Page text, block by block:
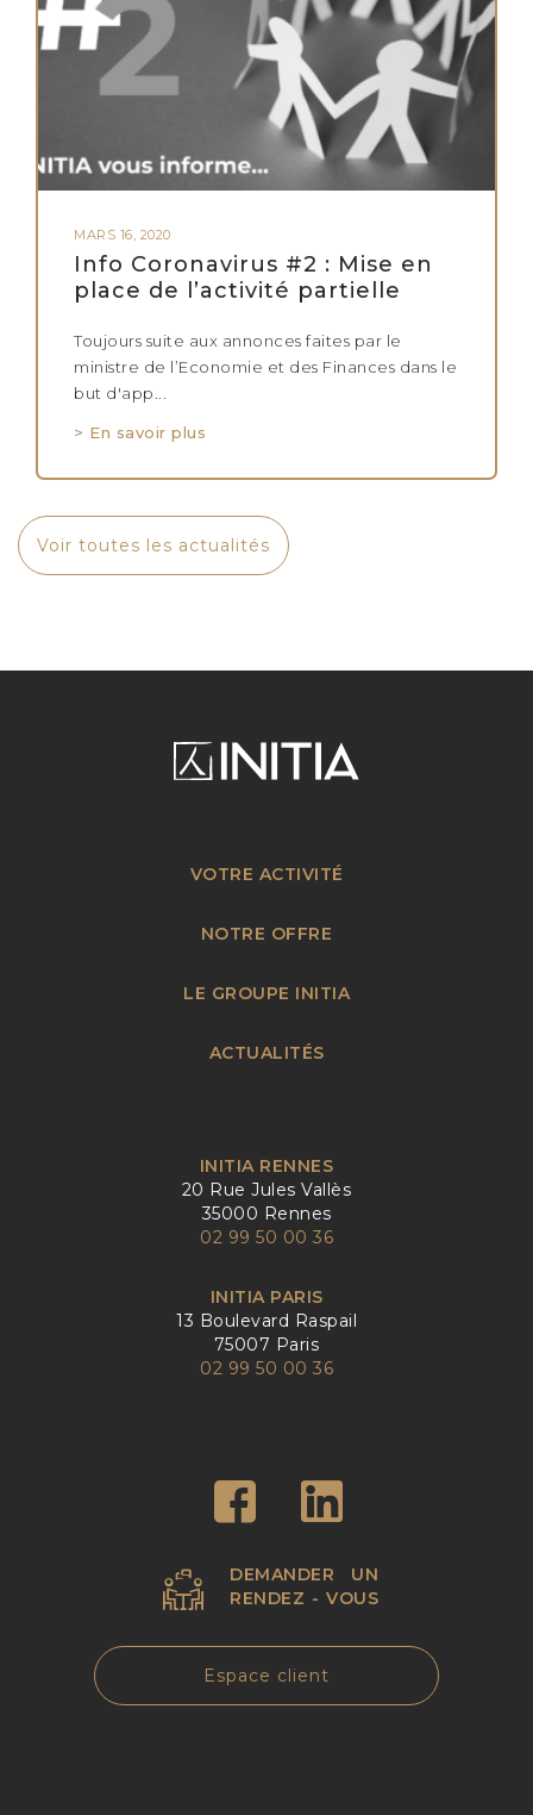
MARS 16, 2020
Info Coronavirus #2 : Mise en
place de l’activité partielle
Toujours suite aux annonces faites par le
ministre de l’Economie et des Finances dans le
but d'app...
> En savoir plus
Voir toutes les actualités
INITIA RENNES
20 Rue Jules Vallès
35000 Rennes
02 99 50 00 36
INITIA PARIS
13 Boulevard Raspail
75007 Paris
02 99 50 00 36
VOTRE ACTIVITÉ
NOTRE OFFRE
LE GROUPE INITIA
ACTUALITÉS
DEMANDER UN
RENDEZ - VOUS
Espace client